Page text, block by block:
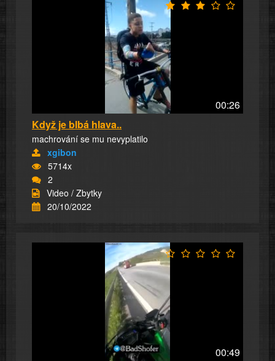
00:26
Když je blbá hlava..
machrování se mu nevyplatilo
xgibon
5714x
2
Video / Zbytky
20/10/2022
00:49